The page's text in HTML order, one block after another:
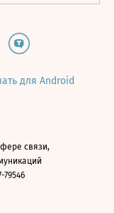
для Android
связи,